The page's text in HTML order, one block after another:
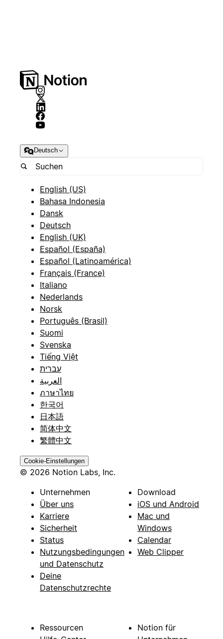
Deutsch
English (US)
Bahasa Indonesia
Dansk
Deutsch
English (UK)
Español (España)
Español (Latinoamérica)
Français (France)
Italiano
Nederlands
Norsk
Português (Brasil)
Suomi
Svenska
Tiếng Việt
עברית
العربية
ภาษาไทย
한국어
日本語
简体中文
繁體中文
Cookie-Einstellungen
© 2026 Notion Labs, Inc.
Unternehmen
Über uns
Karriere
Sicherheit
Status
Nutzungsbedingungen
und Datenschutz
Deine
Datenschutzrechte
Download
iOS und Android
Mac und
Windows
Calendar
Web Clipper
Ressourcen
Notion für